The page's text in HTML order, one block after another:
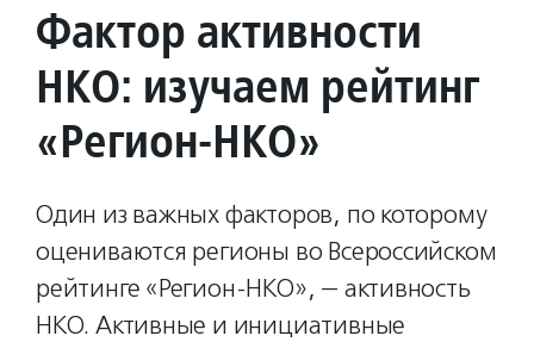
Фактор активности
НКО: изучаем рейтинг
«Регион-НКО»
Один из важных факторов, по которому
оцениваются регионы во Всероссийском
рейтинге «Регион-НКО», — активность
НКО. Активные и инициативные